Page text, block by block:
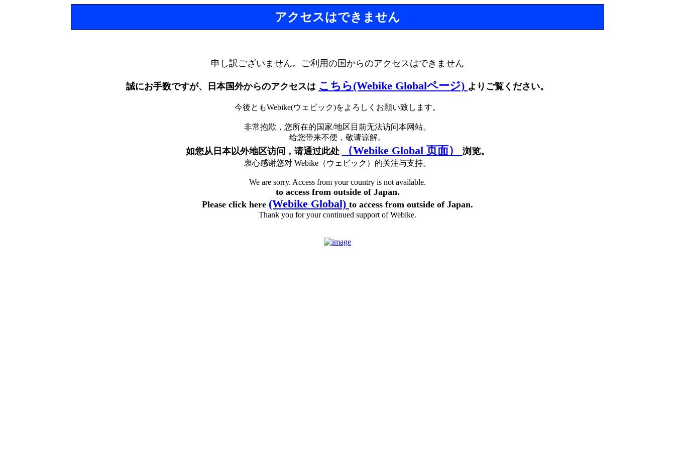
アクセスはできません
申し訳ございません。ご利用の国からのアクセスはできません
誠にお手数ですが、日本国外からのアクセスは こちら(Webike Globalページ) よりご覧ください。
今後ともWebike(ウェビック)をよろしくお願い致します。
非常抱歉，您所在的国家/地区目前无法访问本网站。
给您带来不便，敬请谅解。
如您从日本以外地区访问，请通过此处 （Webike Global 页面） 浏览。
衷心感谢您对 Webike（ウェビック）的关注与支持。
We are sorry. Access from your country is not available.
to access from outside of Japan.
Please click here (Webike Global) to access from outside of Japan.
Thank you for your continued support of Webike.